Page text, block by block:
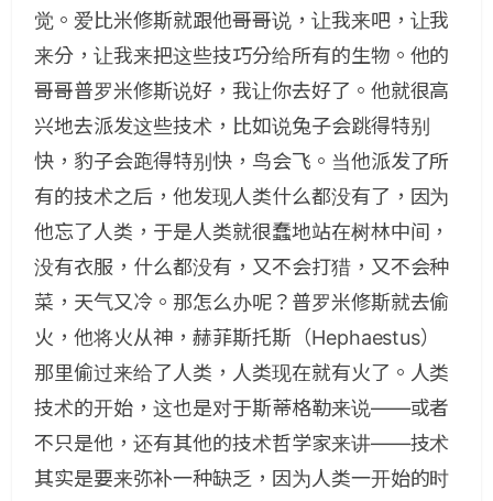
觉。爱比米修斯就跟他哥哥说，让我来吧，让我
来分，让我来把这些技巧分给所有的生物。他的
哥哥普罗米修斯说好，我让你去好了。他就很高
兴地去派发这些技术，比如说兔子会跳得特别
快，豹子会跑得特别快，鸟会飞。当他派发了所
有的技术之后，他发现人类什么都没有了，因为
他忘了人类，于是人类就很蠢地站在树林中间，
没有衣服，什么都没有，又不会打猎，又不会种
菜，天气又冷。那怎么办呢？普罗米修斯就去偷
火，他将火从神，赫菲斯托斯（Hephaestus）
那里偷过来给了人类，人类现在就有火了。人类
技术的开始，这也是对于斯蒂格勒来说——或者
不只是他，还有其他的技术哲学家来讲——技术
其实是要来弥补一种缺乏，因为人类一开始的时